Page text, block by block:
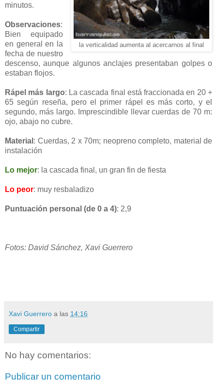
la verticalidad aumenta al acercarnos al final
minutos.
Observaciones:
Bien equipado
en general en la
fecha de nuestro
descenso, aunque algunos anclajes presentaban golpes o
estaban flojos.
Rápel más largo: La cascada final está fraccionada en 20 +
65 según reseña, pero el primer rápel es más corto, y el
segundo, más largo. Imprescindible llevar cuerdas de 70 m:
ojo, abajo no cubre.
Material : Cuerdas, 2 x 70m; neopreno completo, material de
instalación
Lo mejor: la cascada final, un gran fin de fiesta
Lo peor: muy resbaladizo
Puntuación personal (de 0 a 4): 2,9
Fotos: David Sánchez, Xavi Guerrero
Xavi Guerrero a las 14:16
Compartir
No hay comentarios:
Publicar un comentario